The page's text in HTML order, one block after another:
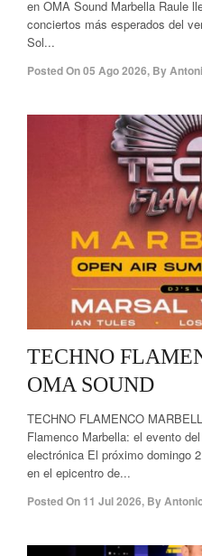
en OMA Sound Marbella Raule
conciertos más esperados del
Sol...
Posted On05 Ago 2026, By
TECHNO
OMA SOUND
TECHNO FLAMENCO
Flamenco Marbella: el evento
electrónica El próximo domingo
en el epicentro de...
Posted On 11 Jul 2026, By